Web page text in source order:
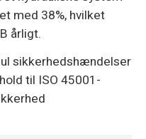
med 38%, hvilket
årligt.
sikkerhedshændelser
til ISO 45001-